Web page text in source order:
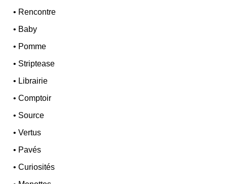
• Rencontre
• Baby
• Pomme
• Striptease
• Librairie
•Comptoir
• Source
•Vertus
• Pavés
•Curiosités